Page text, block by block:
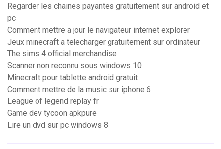
Regarder les chaines payantes gratuitement sur android et
pc
Comment mettre a jour le navigateur internet explorer
Jeux minecraft a telecharger gratuitement sur ordinateur
The sims 4 official merchandise
Scanner non reconnu sous windows 10
Minecraft pour tablette android gratuit
Comment mettre de la music sur iphone 6
League of legend replay fr
Game dev tycoon apkpure
Lire un dvd sur pc windows 8